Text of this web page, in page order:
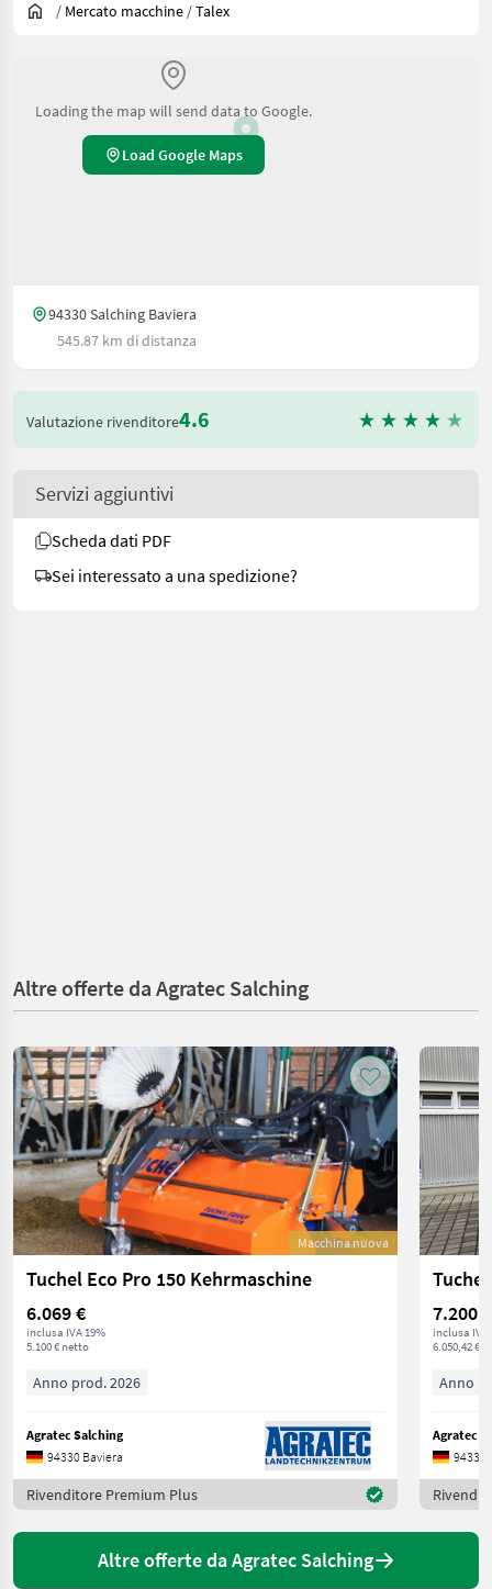
/ Mercato macchine /Talex
Loading the map will send data to Google.
Load Google Maps
94330 Salching Baviera
545.87 km di distanza
Valutazione rivenditore4.6
Servizi aggiuntivi
Scheda dati PDF
Sei interessato a una spedizione?
Altre offerte da Agratec Salching
Macchina nuova
Tuchel Eco Pro 150 Kehrmaschine
6.069 €
inclusa IVA 19%
5.100 € netto
Anno prod. 2026
Agratec Salching
94330 Baviera
Rivenditore Premium Plus
7.200 €
inclusa IVA
6.050,42 €
Anno
Agratec
94330
Altre offerte da Agratec Salching